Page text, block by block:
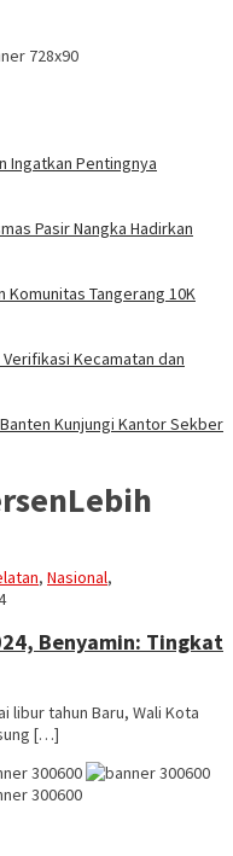
Ingatkan Pentingnya
Pasir Nangka Hadirkan
Komunitas Tangerang 10K
Kecamatan dan
Kunjungi Kantor Sekber
, Nasional,
Benyamin: Tingkat
libur tahun Baru, Wali Kota
[…]